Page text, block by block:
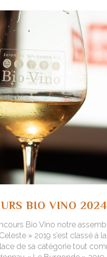
BIO VINO 2024
Bio Vino notre
» 2019 s’est classé à la
de sa catégorie tout